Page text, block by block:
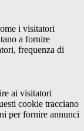
i visitatori
a fornire
frequenza di
ai visitatori
cookie tracciano
per fornire annunci